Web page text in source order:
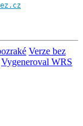
Verze bez
Vygeneroval WRS